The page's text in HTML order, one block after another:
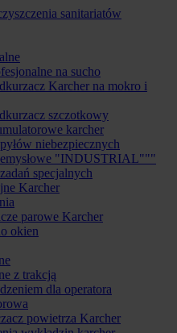
sanitariatów
na sucho
Karcher na mokro i
szczotkowy
karcher
niebezpiecznych
"INDUSTRIAL"""
specjalnych
Karcher
parowe Karcher
okien
z trakcją
dla operatora
powietrza Karcher